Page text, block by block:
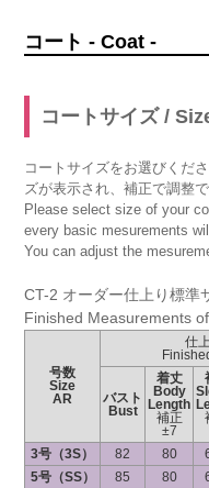
コート - Coat -
コートサイズ /
コートサイズをお選びくだ
ズが表示され、補正で調整で
Please select size of your
every basic mesurements
You can adjust the
CT-2 オーダー仕上り標準
Finished Measurements
号数
Size
AR
仕
バスト
Bust
着丈
Body
Length
補正
±7
3号（3S） 82 80
5号（SS）
85 80